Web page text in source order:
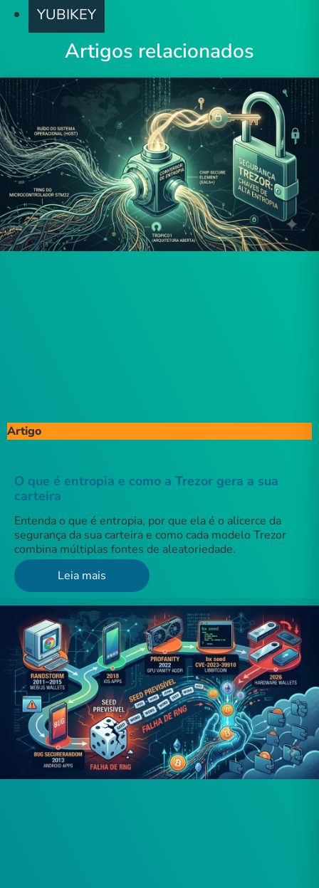
YUBIKEY
Artigos relacionados
Artigo
O que é entropia e como a Trezor gera a sua
carteira
Entenda o que é entropia, por que ela é o alicerce da
segurança da sua carteira e como cada modelo Trezor
combina múltiplas fontes de aleatoriedade.
Leia mais